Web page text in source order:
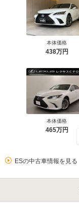
本体価格
438万円
本体価格
465万円
ESの中古車情報を見る